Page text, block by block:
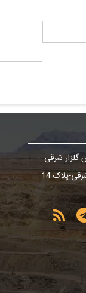
گلزار شرقی-
کوی فردوس-کوچه سعدی شرقی-پلاک 14